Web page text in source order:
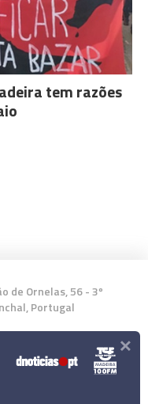
tem razões
de Ornelas, 56 - 3º
Portugal
×